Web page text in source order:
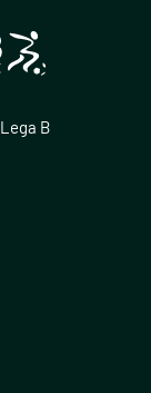
Lega B